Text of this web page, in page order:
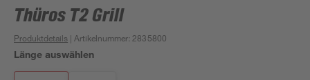
Thüros T2 Grill
Produktdetails | Artikelnummer: 2835800
Länge auswählen